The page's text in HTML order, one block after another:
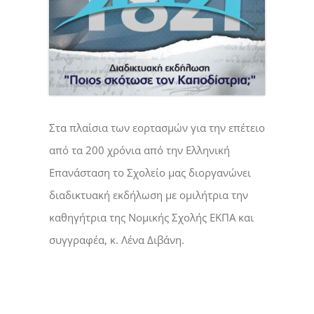
Στα πλαίσια των εορτασμών για την επέτειο
από τα 200 χρόνια από την Ελληνική
Επανάσταση το Σχολείο μας διοργανώνει
διαδικτυακή εκδήλωση με ομιλήτρια την
καθηγήτρια της Νομικής Σχολής ΕΚΠΑ και
συγγραφέα, κ. Λένα Διβάνη.